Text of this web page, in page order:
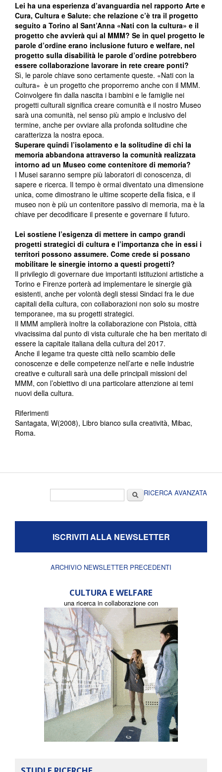
Lei ha una esperienza d’avanguardia nel rapporto Arte e
Cura, Cultura e Salute: che relazione c’è tra il progetto
seguito a Torino al Sant’Anna «Nati con la cultura» e il
progetto che avvierà qui al MMM? Se in quel progetto le
parole d’ordine erano inclusione futuro e welfare, nel
progetto sulla disabilità le parole d’ordine potrebbero
essere collaborazione lavorare in rete creare ponti?
Sì, le parole chiave sono certamente queste. «Nati con la
cultura» è un progetto che proporremo anche con il MMM.
Coinvolgere fin dalla nascita i bambini e le famiglie nei
progetti culturali significa creare comunità e il nostro Museo
sarà una comunità, nel senso più ampio e inclusivo del
termine, anche per ovviare alla profonda solitudine che
caratterizza la nostra epoca.
Superare quindi l’isolamento e la solitudine di chi la
memoria abbandona attraverso la comunità realizzata
intorno ad un Museo come contenitore di memoria?
I Musei saranno sempre più laboratori di conoscenza, di
sapere e ricerca. Il tempo è ormai diventato una dimensione
unica, come dimostrano le ultime scoperte della fisica, e il
museo non è più un contenitore passivo di memoria, ma è la
chiave per decodificare il presente e governare il futuro.
Lei sostiene l’esigenza di mettere in campo grandi
progetti strategici di cultura e l’importanza che in essi i
territori possono assumere. Come crede si possano
mobilitare le sinergie intorno a questi progetti?
Il privilegio di governare due importanti istituzioni artistiche a
Torino e Firenze porterà ad implementare le sinergie già
esistenti, anche per volontà degli stessi Sindaci fra le due
capitali della cultura, con collaborazioni non solo su mostre
temporanee, ma su progetti strategici.
Il MMM amplierà inoltre la collaborazione con Pistoia, città
vivacissima dal punto di vista culturale che ha ben meritato di
essere la capitale italiana della cultura del 2017.
Anche il legame tra queste città nello scambio delle
conoscenze e delle competenze nell’arte e nelle industrie
creative e culturali sarà una delle principali missioni del
MMM, con l’obiettivo di una particolare attenzione ai temi
nuovi della cultura.
Riferimenti
Santagata, W(2008), Libro bianco sulla creatività, Mibac,
Roma.
CercaRICERCA AVANZATA
ISCRIVITI ALLA NEWSLETTER
ARCHIVIO NEWSLETTER PRECEDENTI
CULTURA E WELFARE
una ricerca in collaborazione con